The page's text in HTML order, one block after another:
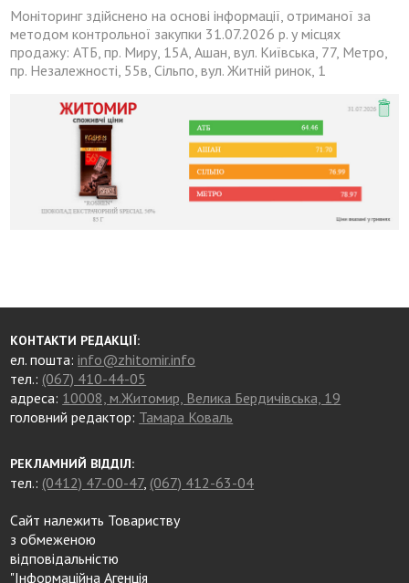
Моніторинг здійснено на основі інформації, отриманої за
методом контрольної закупки 31.07.2026 р. у місцях
продажу: АТБ, пр. Миру, 15А, Ашан, вул. Київська, 77, Метро,
пр. Незалежності, 55в, Сільпо, вул. Житній ринок, 1
КОНТАКТИ РЕДАКЦІЇ:
ел. пошта:info@zhitomir.info
тел.: (067) 410-44-05
адреса: 10008, м.Житомир, Велика Бердичівська, 19
головний редактор: Тамара Коваль
РЕКЛАМНИЙ ВІДДІЛ:
тел.: (0412) 47-00-47, (067) 412-63-04
Сайт належить Товариству
з обмеженою
відповідальністю
"Інформаційна Агенція